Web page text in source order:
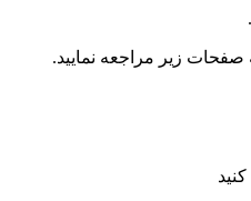
زیر مراجعه نمایید.